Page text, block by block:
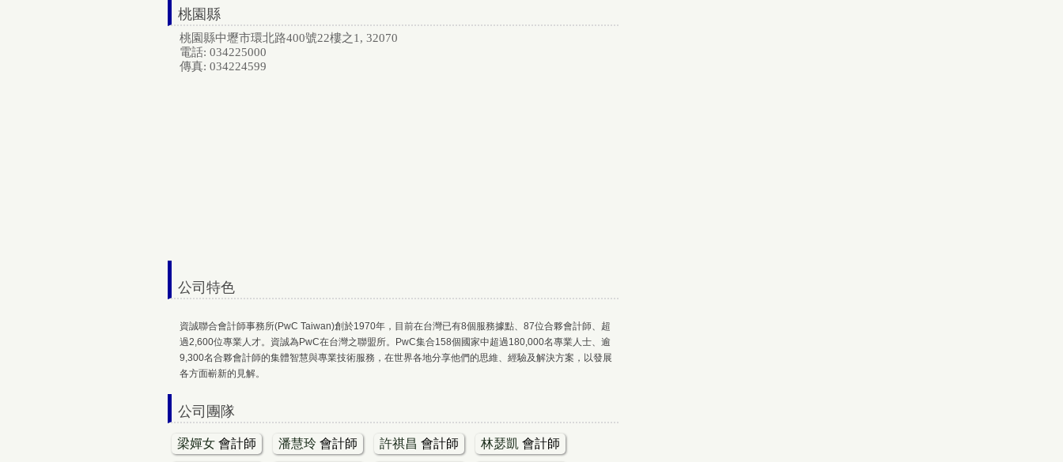
桃園縣
桃園縣中壢市環北路400號22樓之1, 32070
電話: 034225000
傳真: 034224599
公司特色
資誠聯合會計師事務所(PwC Taiwan)創於1970年，目前在台灣已有8個服務據點、87位合夥會計師、超
過2,600位專業人才。資誠為PwC在台灣之聯盟所。PwC集合158個國家中超過180,000名專業人士、逾
9,300名合夥會計師的集體智慧與專業技術服務，在世界各地分享他們的思維、經驗及解決方案，以發展
各方面嶄新的見解。
公司團隊
梁嬋女 會計師 潘慧玲 會計師 許祺昌 會計師 林瑟凱 會計師